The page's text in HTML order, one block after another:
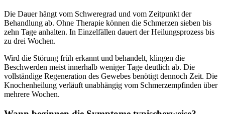
Die Dauer hängt vom Schweregrad und vom Zeitpunkt der
Behandlung ab. Ohne Therapie können die Schmerzen sieben bis
zehn Tage anhalten. In Einzelfällen dauert der Heilungsprozess bis
zu drei Wochen.
Wird die Störung früh erkannt und behandelt, klingen die
Beschwerden meist innerhalb weniger Tage deutlich ab. Die
vollständige Regeneration des Gewebes benötigt dennoch Zeit. Die
Knochenheilung verläuft unabhängig vom Schmerzempfinden über
mehrere Wochen.